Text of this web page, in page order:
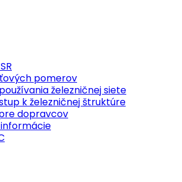
pomerov
železničnej siete
k železničnej štruktúre
dopravcov